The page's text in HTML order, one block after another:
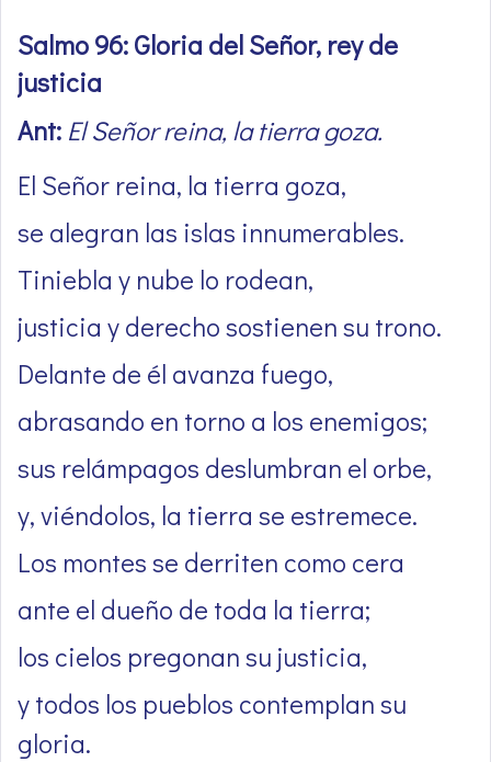
Salmo 96: Gloria del Señor, rey de
justicia
Ant: El Señor reina, la tierra goza.
El Señor reina, la tierra goza,
se alegran las islas innumerables.
Tiniebla y nube lo rodean,
justicia y derecho sostienen su trono.
Delante de él avanza fuego,
abrasando en torno a los enemigos;
sus relámpagos deslumbran el orbe,
y, viéndolos, la tierra se estremece.
Los montes se derriten como cera
ante el dueño de toda la tierra;
los cielos pregonan su justicia,
y todos los pueblos contemplan su
gloria.